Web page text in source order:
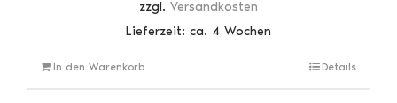
zzgl. Versandkosten
Lieferzeit: ca. 4 Wochen
In den Warenkorb Details